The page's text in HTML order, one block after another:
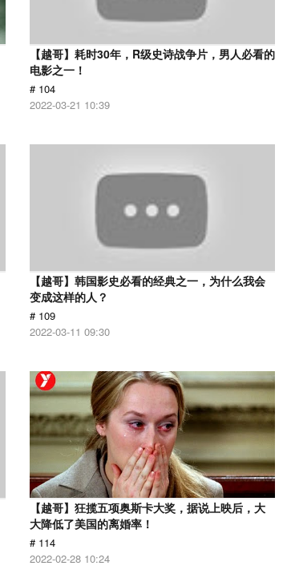
【越哥】耗时30年，R级史诗战争片，男人必看的
电影之一！
# 104
2022-03-21 10:39
【越哥】韩国影史必看的经典之一，为什么我会
变成这样的人？
# 109
2022-03-11 09:30
【越哥】狂揽五项奥斯卡大奖，据说上映后，大
大降低了美国的离婚率！
# 114
2022-02-28 10:24